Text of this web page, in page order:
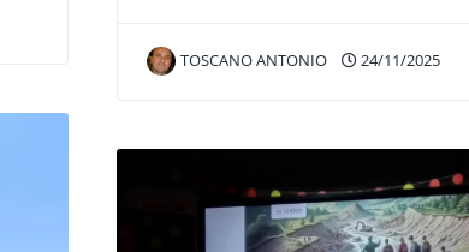
TOSCANO ANTONIO 24/11/2025